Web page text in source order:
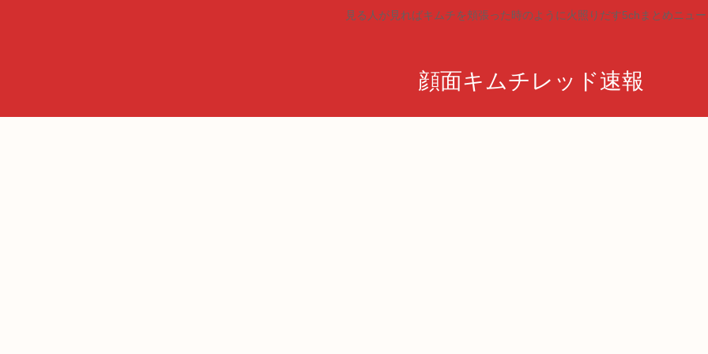
見る人が見ればキムチを頬張った時のように火照りだす5chまとめニュ
顔面キムチレッド速報